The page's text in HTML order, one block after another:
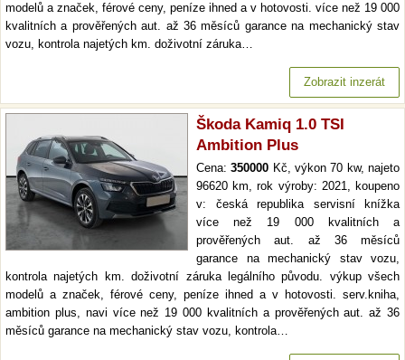
modelů a značek, férové ceny, peníze ihned a v hotovosti. více než 19 000
kvalitních a prověřených aut. až 36 měsíců garance na mechanický stav
vozu, kontrola najetých km. doživotní záruka…
Zobrazit inzerát
Škoda Kamiq 1.0 TSI
Ambition Plus
Cena:350000 Kč, výkon 70 kw, najeto
96620 km, rok výroby: 2021, koupeno
v: česká republika servisní knížka
více než 19 000 kvalitních a
prověřených aut. až 36 měsíců
garance na mechanický stav vozu,
kontrola najetých km. doživotní záruka legálního původu. výkup všech
modelů a značek, férové ceny, peníze ihned a v hotovosti. serv.kniha,
ambition plus, navi více než 19 000 kvalitních a prověřených aut. až 36
měsíců garance na mechanický stav vozu, kontrola…